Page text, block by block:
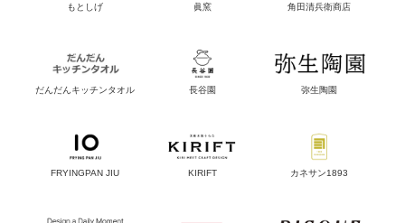
もとしげ 眞窯 角田清兵衛商店
だんだんキッチンタオル 長谷園 弥生陶園
FRYINGPAN JIU KIRIFT カネサン1893